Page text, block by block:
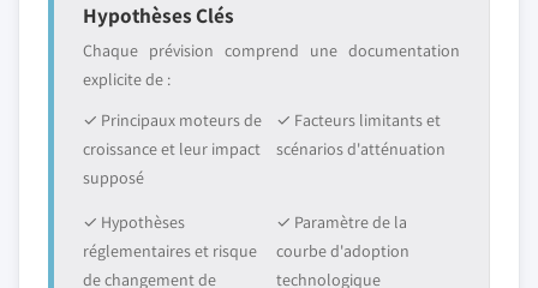
Hypothèses Clés
Chaque prévision comprend une documentation
explicite de :
✓ Principaux moteurs de
croissance et leur impact
supposé
✓ Facteurs limitants et
scénarios d'atténuation
✓ Hypothèses
réglementaires et risque
de changement de
✓ Paramètre de la
courbe d'adoption
technologique